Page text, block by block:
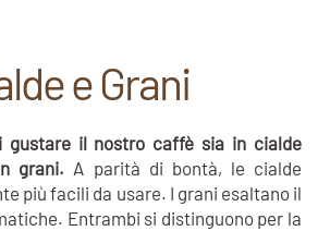
e Grani
gustare il nostro caffè sia in cialde
grani. A parità di bontà, le cialde
più facili da usare. I grani esaltano il
Entrambi si distinguono per la